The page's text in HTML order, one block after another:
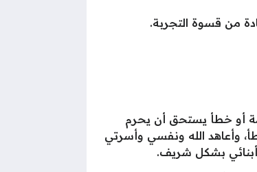
من قسوة التجربة.
أو خطأ يستحق أن يحرم
وأعاهد الله ونفسي وأسرتي
أبنائي بشكل شريف.